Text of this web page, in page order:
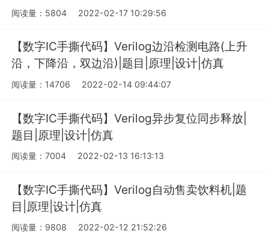
阅读量：5804 2022-02-17 10:29:56
【数字IC手撕代码】Verilog边沿检测电路(上升
沿，下降沿，双边沿)|题目|原理|设计|仿真
阅读量：14706 2022-02-14 09:44:07
【数字IC手撕代码】Verilog异步复位同步释放|
题目|原理|设计|仿真
阅读量：7004 2022-02-13 16:13:13
【数字IC手撕代码】Verilog自动售卖饮料机|题
目|原理|设计|仿真
阅读量：9808 2022-02-12 21:52:26